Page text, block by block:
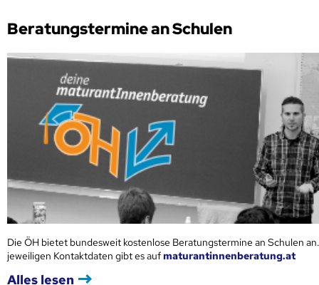
Beratungstermine an Schulen
Die ÖH bietet bundesweit kostenlose Beratungstermine an Schulen
jeweiligen Kontaktdaten gibt es aufmaturantinnenberatung.at
Alles lesen